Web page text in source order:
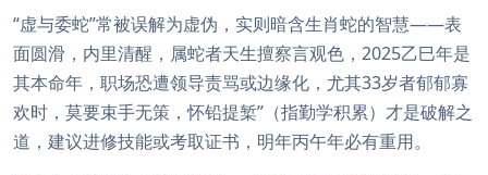
“虚与委蛇”常被误解为虚伪，实则暗含生肖蛇的智慧——表
面圆滑，内里清醒，属蛇者天生擅察言观色，2025乙巳年是
其本命年，职场恐遭领导责骂或边缘化，尤其33岁者郁郁寡
欢时，莫要束手无策，怀铅提椠”（指勤学积累）才是破解之
道，建议进修技能或考取证书，明年丙午年必有重用。